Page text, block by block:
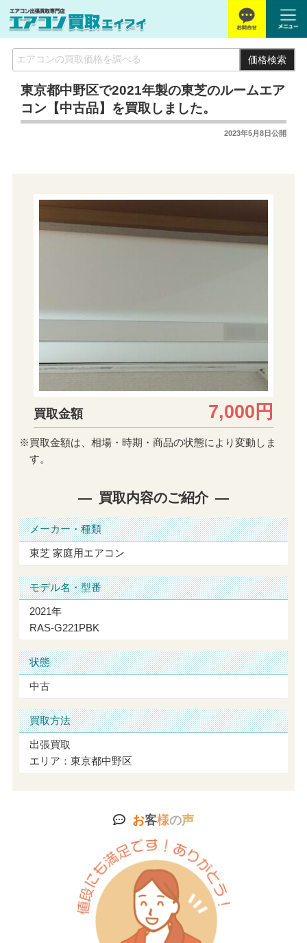
価格検索
東京都中野区で2021年製の東芝のルームエア
コン【中古品】を買取しました。
2023年5月8日公開
買取金額 7,000円
※買取金額は、相場・時期・商品の状態により変動しま
す。
買取内容のご紹介
メーカー・種類
東芝 家庭用エアコン
モデル名・型番
2021年
RAS-G221PBK
状態
中古
買取方法
出張買取
エリア：東京都中野区
お客様の声